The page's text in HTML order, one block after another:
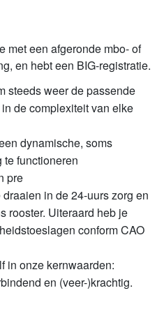
met een afgeronde mbo- of
en hebt een BIG-registratie.
steeds weer de passende
de complexiteit van elke
dynamische, soms
te functioneren
pre
in de 24-uurs zorg en
rooster. Uiteraard heb je
conform CAO
in onze kernwaarden:
en (veer-)krachtig.